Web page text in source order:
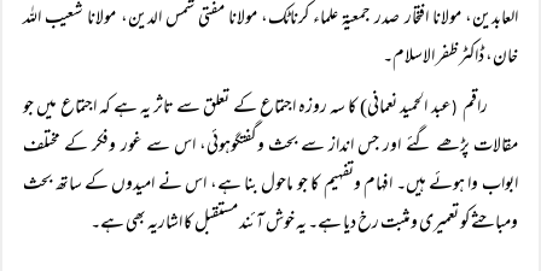
العابدین، مولانا افتخار صدر جمعیۃ علماء کرناٹک، مولانا مفتی شمس الدین، مولانا شعیب اللہ
خان، ڈاکٹر ظفر الاسلام۔
راقم (عبد الحمید نعمانی) کا سہ روزہ اجتماع کے تعلق سے تاثر یہ ہے کہ اجتماع میں جو
مقالات پڑھے گئے اور جس انداز سے بحث وگفتگوہوئی، اس سے غور وفکر کے مختلف
ابواب وا ہوئے ہیں۔ افہام وتفہیم کا جو ماحول بنا ہے، اس نے امیدوں کے ساتھ بحث
ومباحثے کو تعمیری ومثبت رخ دیا ہے۔ یہ خوش آئند مستقبل کا اشاریہ بھی ہے۔